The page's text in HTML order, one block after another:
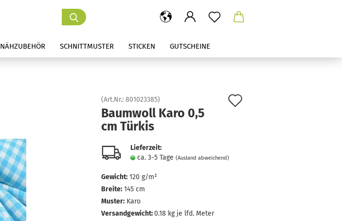
NÄHZUBEHÖR SCHNITTMUSTER STICKEN GUTSCHEINE
(Art.Nr.: 801023385)
Baumwoll Karo 0,5
cm Türkis
Lieferzeit:
ca. 3-5 Tage (Ausland abweichend)
Gewicht: 120 g/m²
Breite: 145 cm
Muster: Karo
Versandgewicht:0.18 kg je lfd. Meter